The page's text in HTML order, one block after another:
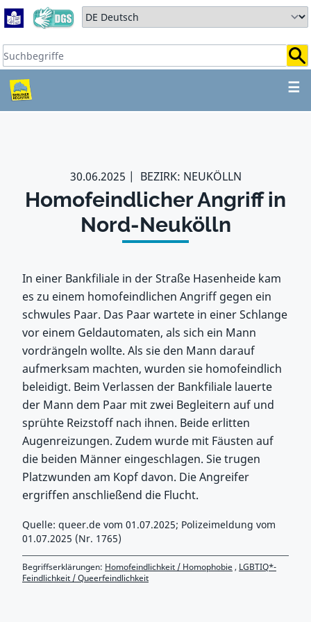
Zum Hauptbereich springen
Zum Hauptmenü springen
Sprache auswählen:
Suchbegriffe:
☰
ZUM HAUPTBEREICH
30.06.2025 BEZIRK: NEUKÖLLN
Homofeindlicher Angriff in
Nord-Neukölln
In einer Bankfiliale in der Straße Hasenheide kam
es zu einem homofeindlichen Angriff gegen ein
schwules Paar. Das Paar wartete in einer Schlange
vor einem Geldautomaten, als sich ein Mann
vordrängeln wollte. Als sie den Mann darauf
aufmerksam machten, wurden sie homofeindlich
beleidigt. Beim Verlassen der Bankfiliale lauerte
der Mann dem Paar mit zwei Begleitern auf und
sprühte Reizstoff nach ihnen. Beide erlitten
Augenreizungen. Zudem wurde mit Fäusten auf
die beiden Männer eingeschlagen. Sie trugen
Platzwunden am Kopf davon. Die Angreifer
ergriffen anschließend die Flucht.
Quelle: queer.de vom 01.07.2025; Polizeimeldung vom
01.07.2025 (Nr. 1765)
Begriffserklärungen: Homofeindlichkeit / Homophobie, LGBTIQ*-
Feindlichkeit / Queerfeindlichkeit